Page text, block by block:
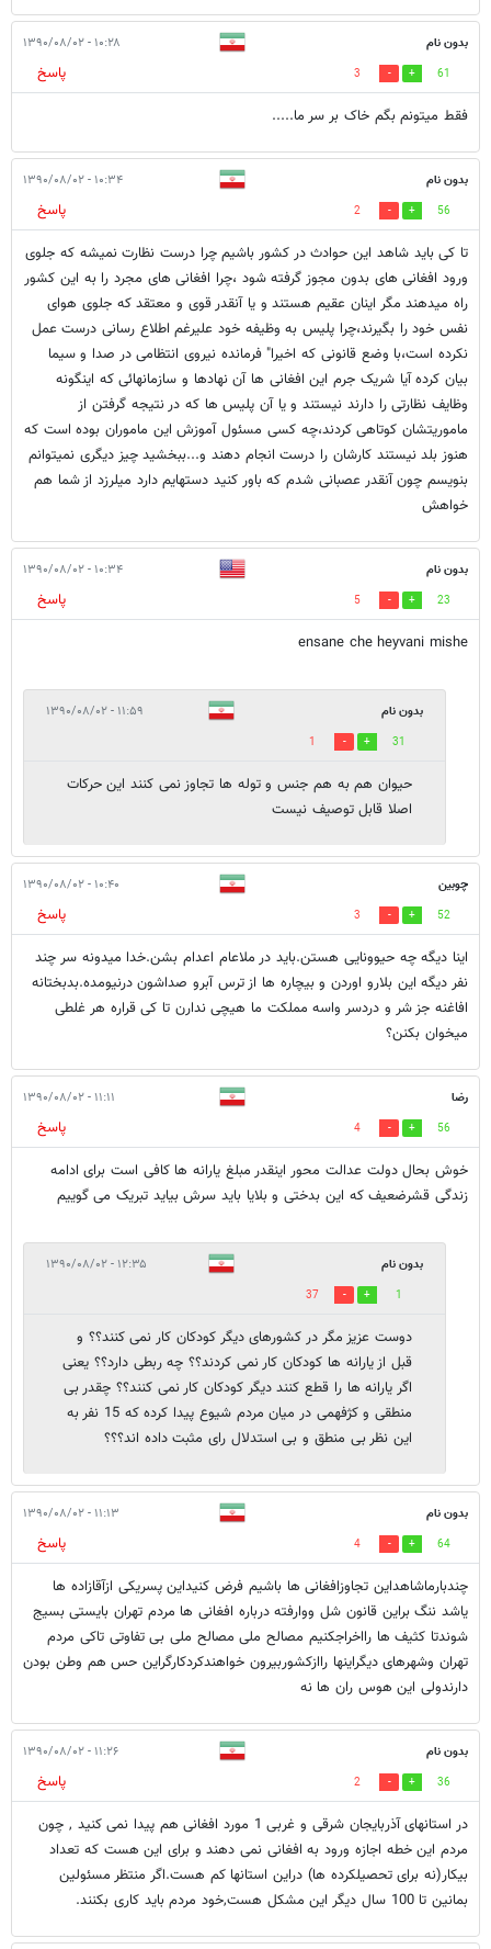
بدون نام ۱۰:۲۸ - ۱۳۹۰/۰۸/۰۲
61
3
پاسخ
فقط میتونم بگم خاک بر سر ما.....
بدون نام ۱۰:۳۴ - ۱۳۹۰/۰۸/۰۲
56
2
پاسخ
تا کی باید شاهد این حوادث در کشور باشیم چرا درست نظارت نمیشه که جلوی
ورود افغانی های بدون مجوز گرفته شود ،چرا افغانی های مجرد را به این کشور
راه میدهند مگر اینان عقیم هستند و یا آنقدر قوی و معتقد که جلوی هوای
نفس خود را بگیرند،چرا پلیس به وظیفه خود علیرغم اطلاع رسانی درست عمل
نکرده است،با وضع قانونی که اخیرا" فرمانده نیروی انتظامی در صدا و سیما
بیان کرده آیا شریک جرم این افغانی ها آن نهادها و سازمانهائی که اینگونه
وظایف نظارتی را دارند نیستند و یا آن پلیس ها که در نتیجه گرفتن از
ماموریتشان کوتاهی کردند،چه کسی مسئول آموزش این ماموران بوده است که
هنوز بلد نیستند کارشان را درست انجام دهند و...ببخشید چیز دیگری نمیتوانم
بنویسم چون آنقدر عصبانی شدم که باور کنید دستهایم دارد میلرزد از شما هم
خواهش
بدون نام ۱۰:۳۴ - ۱۳۹۰/۰۸/۰۲
23
5
پاسخ
ensane che heyvani mishe
بدون نام ۱۱:۵۹ - ۱۳۹۰/۰۸/۰۲
31
1
حیوان هم به هم جنس و توله ها تجاوز نمی کنند این حرکات
اصلا قابل توصیف نیست
چوبین ۱۰:۴۰ - ۱۳۹۰/۰۸/۰۲
52
3
پاسخ
اینا دیگه چه حیوونایی هستن.باید در ملاعام اعدام بشن.خدا میدونه سر چند
نفر دیگه این بلارو اوردن و بیچاره ها از ترس آبرو صداشون درنیومده.بدبختانه
افاغنه جز شر و دردسر واسه مملکت ما هیچی ندارن تا کی قراره هر غلطی
میخوان بکنن؟
رضا ۱۱:۱۱ - ۱۳۹۰/۰۸/۰۲
56
4
پاسخ
خوش بحال دولت عدالت محور اینقدر مبلغ یارانه ها کافی است برای ادامه
زندگی قشرضعیف که این بدختی و بلایا باید سرش بیاید تبریک می گوییم
بدون نام ۱۲:۳۵ - ۱۳۹۰/۰۸/۰۲
1
37
دوست عزیز مگر در کشورهای دیگر کودکان کار نمی کنند؟؟ و
قبل از یارانه ها کودکان کار نمی کردند؟؟ چه ربطی دارد؟؟ یعنی
اگر یارانه ها را قطع کنند دیگر کودکان کار نمی کنند؟؟ چقدر بی
منطقی و کژفهمی در میان مردم شیوع پیدا کرده که 15 نفر به
این نظر بی منطق و بی استدلال رای مثبت داده اند؟؟؟
بدون نام ۱۱:۱۳ - ۱۳۹۰/۰۸/۰۲
64
4
پاسخ
چندبارماشاهداین تجاوزافغانی ها باشیم فرض کنیداین پسریکی ازآقازاده ها
یاشد ننگ براین قانون شل ووارفته درباره افغانی ها مردم تهران بایستی بسیج
شوندتا کثیف ها رااخراجکنیم مصالح ملی مصالح ملی بی تفاوتی تاکی مردم
تهران وشهرهای دیگراینها راازکشوربیرون خواهندکردکارگراین حس هم وطن بودن
دارندولی این هوس ران ها نه
بدون نام ۱۱:۲۶ - ۱۳۹۰/۰۸/۰۲
36
2
پاسخ
در استانهای آذربایجان شرقی و غربی 1 مورد افغانی هم پیدا نمی کنید , چون
مردم این خطه اجازه ورود به افغانی نمی دهند و برای این هست که تعداد
بیکار(نه برای تحصیلکرده ها) دراین استانها کم هست.اگر منتظر مسئولین
بمانین تا 100 سال دیگر این مشکل هست,خود مردم باید کاری بکنند.